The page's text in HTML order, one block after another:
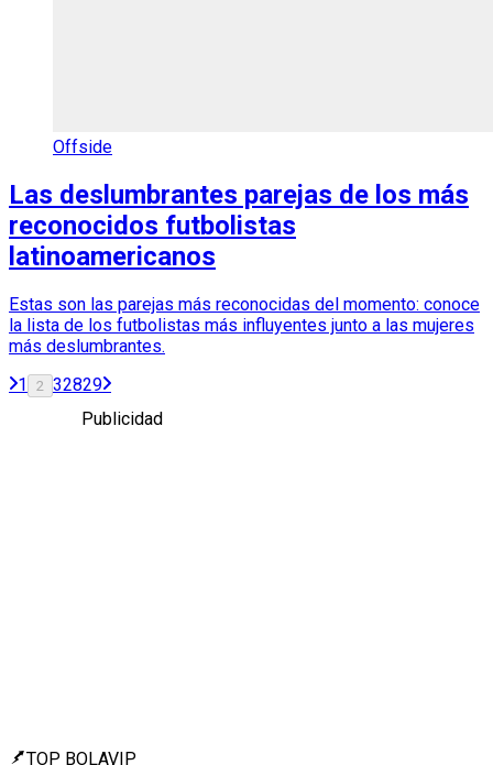
Offside
Las deslumbrantes parejas de los más
reconocidos futbolistas
latinoamericanos
Estas son las parejas más reconocidas del momento: conoce
la lista de los futbolistas más influyentes junto a las mujeres
más deslumbrantes.
1
2 32829
Publicidad
TOP BOLAVIP